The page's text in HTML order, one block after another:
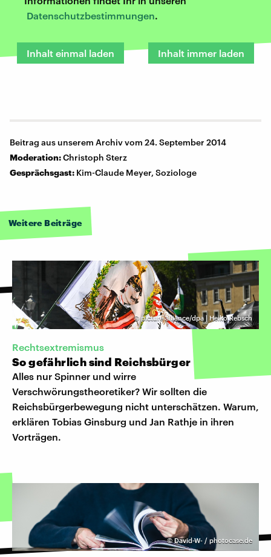
Datenschutzbestimmungen.
Inhalt einmal laden Inhalt immer laden
Beitrag aus unserem Archiv vom 24. September 2014
Moderation:Christoph Sterz
Gesprächsgast: Kim-Claude Meyer, Soziologe
Weitere Beiträge
©picture alliance/dpa | Heiko Rebsch
Rechtsextremismus
So gefährlich sind Reichsbürger
Alles nur Spinner und wirre
Verschwörungstheoretiker? Wir sollten die
Reichsbürgerbewegung nicht unterschätzen. Warum,
erklären Tobias Ginsburg und Jan Rathje in ihren
Vorträgen.
©David-W- / photocase.de